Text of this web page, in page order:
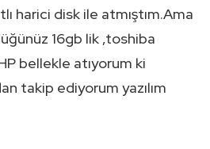
harici disk ile atmıştım.Ama
16gb lik ,toshiba
bellekle atıyorum ki
takip ediyorum yazılım